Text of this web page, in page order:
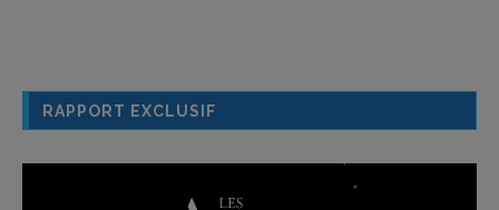
RAPPORT EXCLUSIF